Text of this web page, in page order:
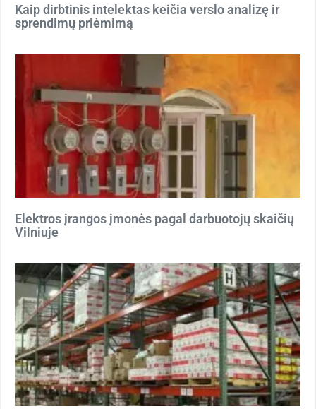
Kaip dirbtinis intelektas keičia verslo analizę ir
sprendimų priėmimą
Elektros įrangos įmonės pagal darbuotojų skaičių
Vilniuje